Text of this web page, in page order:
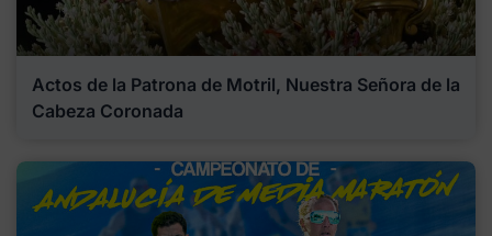
Actos de la Patrona de Motril, Nuestra Señora de la
Cabeza Coronada